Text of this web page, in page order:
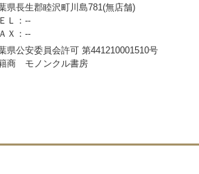
県長生郡睦沢町川島781(無店舗)
Ｌ：--
Ｘ：--
県公安委員会許可 第441210001510号
商 モノンクル書房